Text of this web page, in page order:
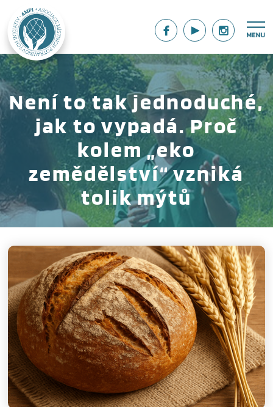
Není to tak jednoduché,
jak to vypadá. Proč
kolem „eko
zemědělství“ vzniká
tolik mýtů